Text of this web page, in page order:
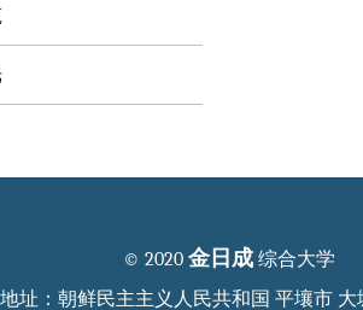
© 2020 金日成综合大学
地址：朝鲜民主主义人民共和国 平壤市 大